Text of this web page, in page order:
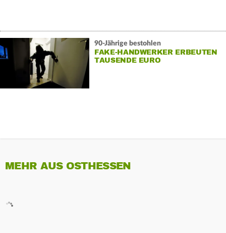
90-Jährige bestohlen
FAKE-HANDWERKER ERBEUTEN
TAUSENDE EURO
MEHR AUS OSTHESSEN